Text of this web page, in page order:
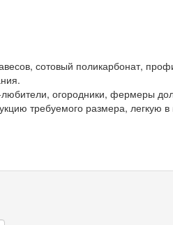
сотовый поликарбонат,
огородники, фермеры
требуемого размера, легкую